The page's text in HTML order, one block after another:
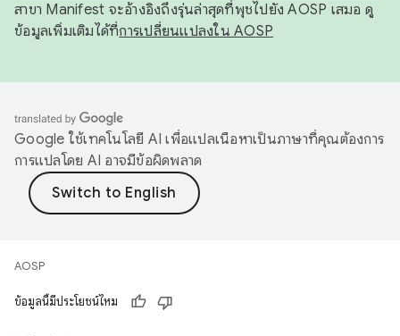
สาขา Manifest จะอ้างอิงถึงรุ่นล่าสุดที่พุชไปยัง AOSP เสมอ ดู
ข้อมูลเพิ่มเติมได้ที่การเปลี่ยนแปลงใน AOSP
Google ใช้เทคโนโลยี AI เพื่อแปลเนื้อหาเป็นภาษาที่คุณต้องการ
การแปลโดย AI อาจมีข้อผิดพลาด
AOSP
ข้อมูลนี้มีประโยชน์ไหม